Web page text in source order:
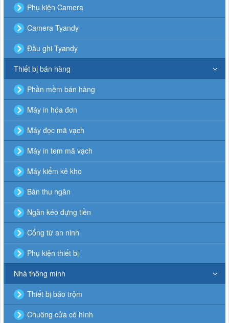
Phụ kiện Camera
Camera Tyandy
Đầu ghi Tyandy
Thiết bị bán hàng
Phần mềm bán hàng
Máy in hóa đơn
Máy đọc mã vạch
Máy in tem mã vạch
Máy kiểm kê kho
Bàn thu ngân
Ngăn kéo đựng tiền
Cổng từ an ninh
Phụ kiện thiết bị
Nhà thông minh
Thiết bị báo trộm
Chuông cửa có hình